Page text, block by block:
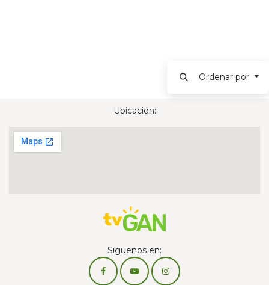
Ordenar por
Ubicación:
Siguenos en: